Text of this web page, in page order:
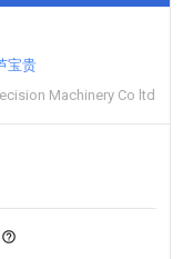
宝贵
Machinery Co ltd